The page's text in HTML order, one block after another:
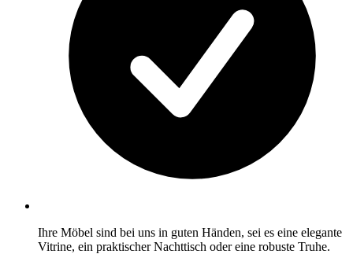
Ihre Möbel sind bei uns in guten Händen, sei es eine elegante
Vitrine, ein praktischer Nachttisch oder eine robuste Truhe.